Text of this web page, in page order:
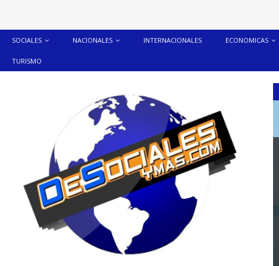
SOCIALES NACIONALES INTERNACIONALES ECONOMICAS
TURISMO